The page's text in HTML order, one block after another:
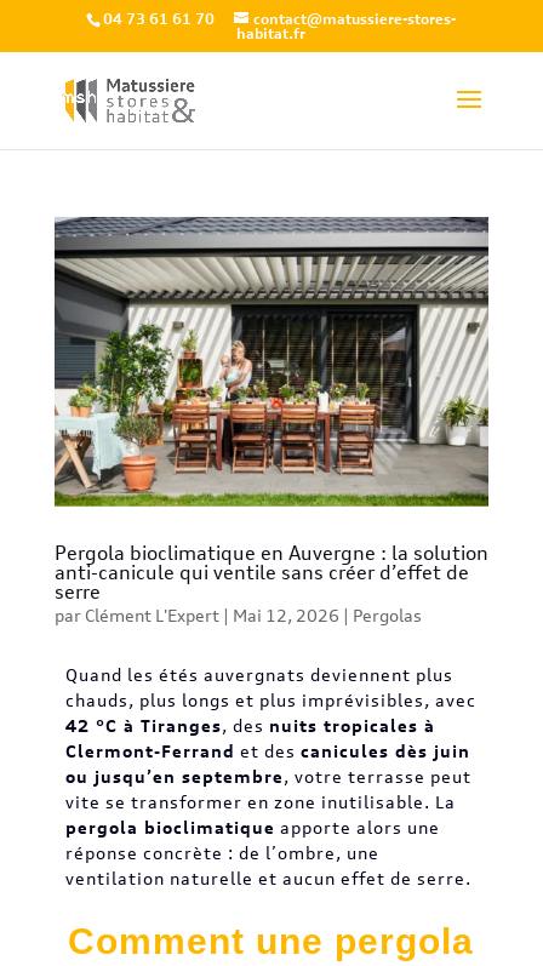
04 73 61 61 70
contact@matussiere-stores-
habitat.fr
Pergola bioclimatique en Auvergne : la solution
anti-canicule qui ventile sans créer d’effet de
serre
par Clément L'Expert| Mai 12, 2026 | Pergolas
Quand les étés auvergnats deviennent plus
chauds, plus longs et plus imprévisibles, avec
42 °C à Tiranges, des nuits tropicales à
Clermont-Ferrand et des canicules dès juin
ou jusqu’en septembre, votre terrasse peut
vite se transformer en zone inutilisable. La
pergola bioclimatique apporte alors une
réponse concrète : de l’ombre, une
ventilation naturelle et aucun effet de serre.
Comment une pergola